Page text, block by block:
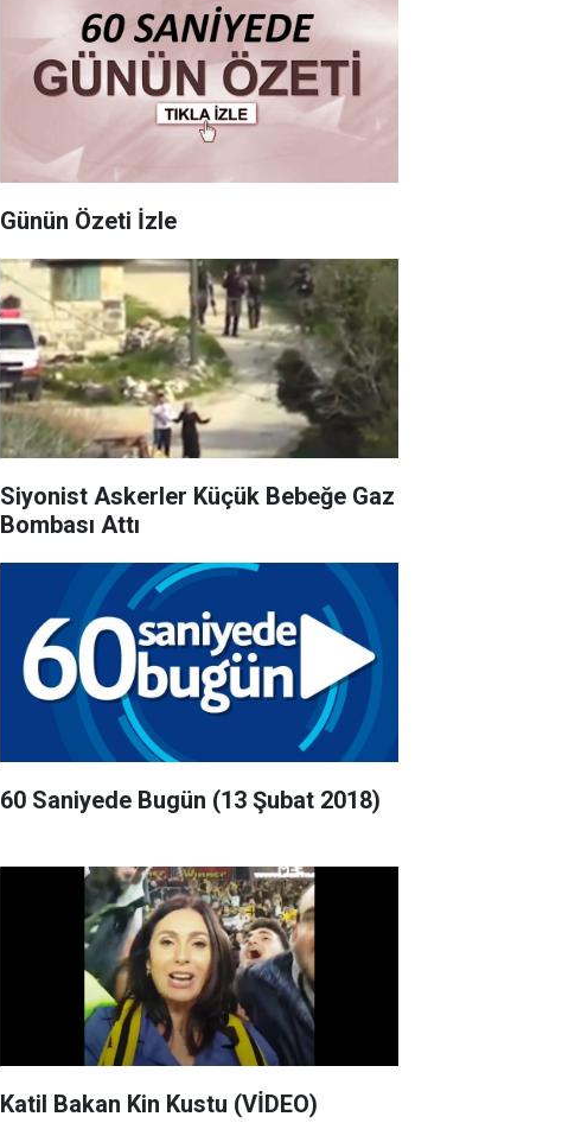
Günün Özeti İzle
Siyonist Askerler Küçük Bebeğe Gaz
Bombası Attı
60 Saniyede Bugün (13 Şubat 2018)
Katil Bakan Kin Kustu (VİDEO)